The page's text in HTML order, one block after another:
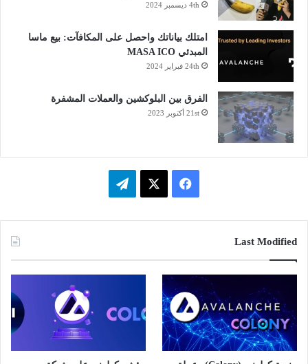
4th ديسمبر 2024
امتلك بياناتك واحصل على المكافآت: بيع ماسا
المبدئي MASA ICO
24th فبراير 2024
الفرق بين البلوكشين والعملات المشفرة
21st أكتوبر 2023
فيسبوك تيلقرام
Last Modified